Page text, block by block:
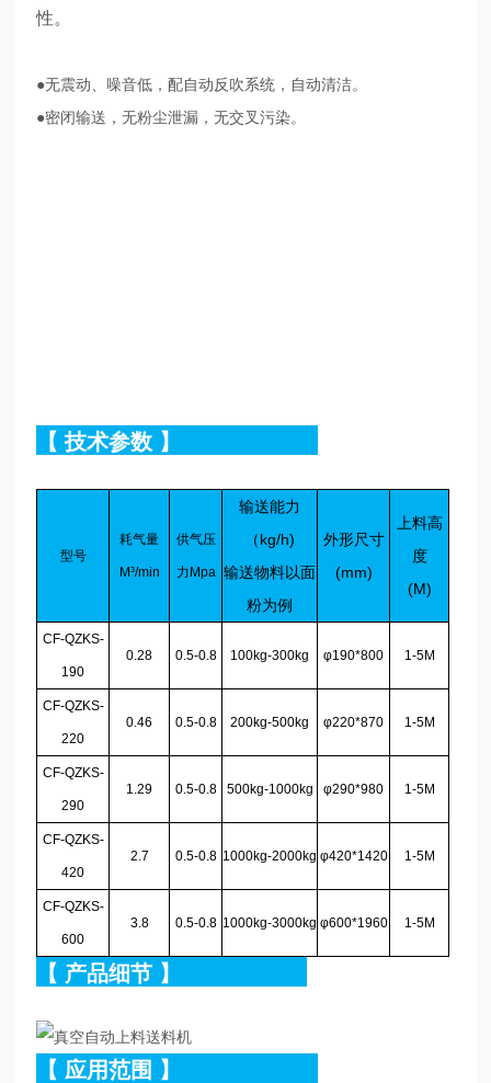
性。
●无震动、噪音低，配自动反吹系统，自动清洁。
●密闭输送，无粉尘泄漏，无交叉污染。
【 技术参数 】
型号
耗气量
M³/min
供气压
力Mpa
输送能力
（kg/h)
输送物料以面
粉为例
外形尺寸
(mm)
上料高
度
(M)
C F-QZKS-
190
0.28 0.5-0.8 100kg-300kg φ190*800 1-5M
CF-QZKS-
220
0.46 0.5-0.8 200kg-500kg φ220*870 1-5M
CF-QZKS-
290
1.29 0.5-0.8 500kg-1000kg φ290*980 1-5M
CF-QZKS-
420
2.7 0.5-0.8 1000kg-2000kg φ420*1420 1-5M
CF-QZKS-
600
3.8 0.5-0.8 1000kg-3000kg φ600*1960 1-5M
【 产品细节 】
【 应用范围 】